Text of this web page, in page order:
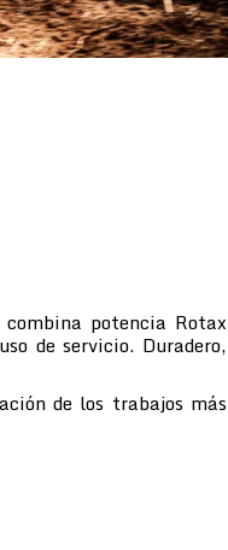
potencia Rotax
de servicio. Duradero,
de los trabajos más